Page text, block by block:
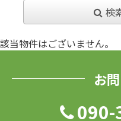
検
該当物件はございません。
お
090-